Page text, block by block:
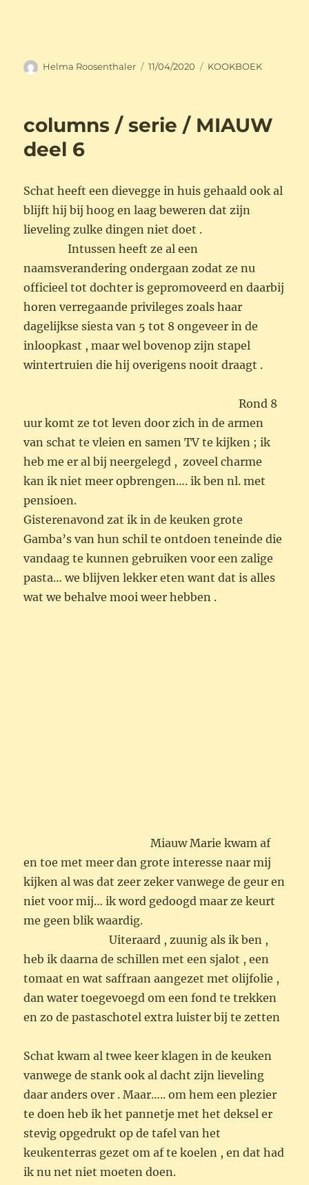
Auteur
Helma Roosenthaler
Geplaatst
11/04/2020 Categorieën
KOOKBOEK
columns / serie / MIAUW
deel 6
Schat heeft een dievegge in huis gehaald ook al
blijft hij bij hoog en laag beweren dat zijn
lieveling zulke dingen niet doet .
Intussen heeft ze al een
naamsverandering ondergaan zodat ze nu
officieel tot dochter is gepromoveerd en daarbij
horen verregaande privileges zoals haar
dagelijkse siesta van 5 tot 8 ongeveer in de
inloopkast , maar wel bovenop zijn stapel
wintertruien die hij overigens nooit draagt .
Rond 8
uur komt ze tot leven door zich in de armen
van schat te vleien en samen TV te kijken ; ik
heb me er al bij neergelegd , zoveel charme
kan ik niet meer opbrengen…. ik ben nl. met
pensioen.
Gisterenavond zat ik in de keuken grote
Gamba’s van hun schil te ontdoen teneinde die
vandaag te kunnen gebruiken voor een zalige
pasta… we blijven lekker eten want dat is alles
wat we behalve mooi weer hebben .
Schat kwam al twee keer klagen in de keuken
vanwege de stank ook al dacht zijn lieveling
daar anders over . Maar….. om hem een plezier
te doen heb ik het pannetje met het deksel er
stevig opgedrukt op de tafel van het
keukenterras gezet om af te koelen , en dat had
ik nu net niet moeten doen.
Hoewel mijn boodschappen al dagen op een
tafel onder een boom virusvrij liggen te waaien
heb ik daar na 3 dagen nog geen braak-spoor
gezien doch vanochtend om half 8 maar liefst
werd ik wreed uit mijn slaap gestoord , schat
trok met veel kabaal de gordijnen open en riep
: WEET JE WAT ER IS GEBEURD !!!!!!! Ik voelde